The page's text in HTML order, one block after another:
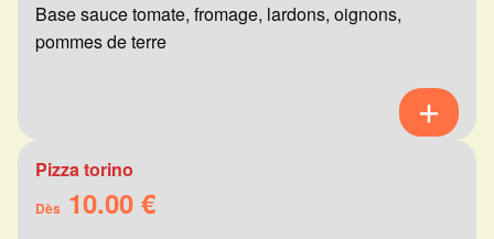
Base sauce tomate, fromage, lardons, oignons,
pommes de terre
Pizza torino
Dès 10.00 €